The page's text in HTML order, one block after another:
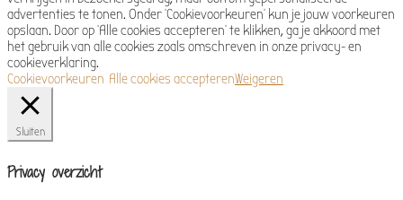
advertenties te tonen. Onder ‘Cookievoorkeuren’ kun je jouw voorkeuren
opslaan. Door op ‘Alle cookies accepteren’ te klikken, ga je akkoord met
het gebruik van alle cookies zoals omschreven in onze privacy- en
cookieverklaring.
Cookievoorkeuren Alle cookies accepterenWeigeren
Sluiten
Privacy overzicht